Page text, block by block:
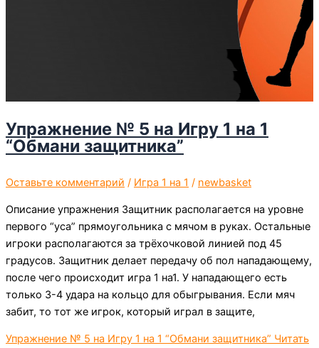
Упражнение № 5 на Игру 1 на 1
“Обмани защитника”
Оставьте комментарий / Игра 1 на 1 / newbasket
Описание упражнения Защитник располагается на уровне
первого “уса” прямоугольника с мячом в руках. Остальные
игроки располагаются за трёхочковой линией под 45
градусов. Защитник делает передачу об пол нападающему,
после чего происходит игра 1 на1. У нападающего есть
только 3-4 удара на кольцо для обыгрывания. Если мяч
забит, то тот же игрок, который играл в защите,
Упражнение № 5 на Игру 1 на 1 “Обмани защитника” Читать